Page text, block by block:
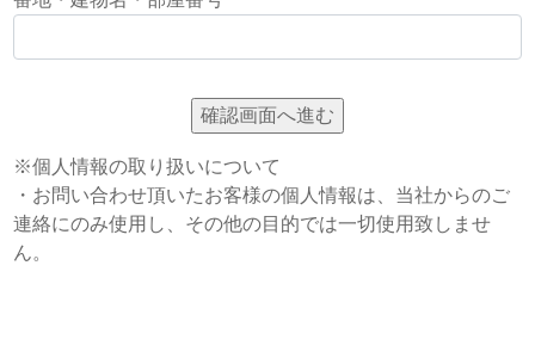
※個人情報の取り扱いについて
・お問い合わせ頂いたお客様の個人情報は、当社からのご
連絡にのみ使用し、その他の目的では一切使用致しませ
ん。